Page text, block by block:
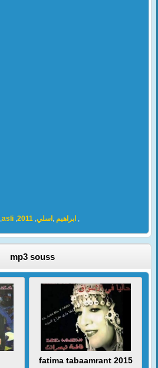
,asli,2011, ابراهيم , اسلي ,
mp3 souss
fatima tabaamrant 2015